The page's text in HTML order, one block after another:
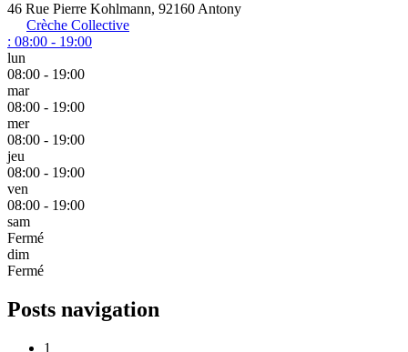
46 Rue Pierre Kohlmann, 92160 Antony
Crèche Collective
: 08:00 - 19:00
lun
08:00 - 19:00
mar
08:00 - 19:00
mer
08:00 - 19:00
jeu
08:00 - 19:00
ven
08:00 - 19:00
sam
Fermé
dim
Fermé
Posts navigation
1